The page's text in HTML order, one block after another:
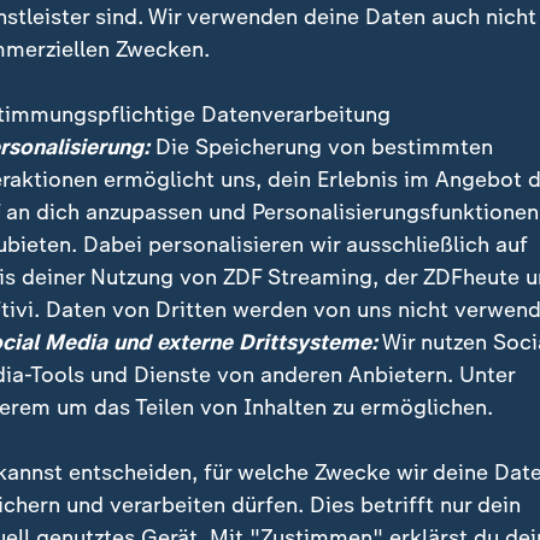
dringen immer stärker in den deutschen Markt
Der Kaffee-Discounter Cotti Coffee plant
sind. Wir verwenden deine Daten auch nicht
Zwecken.
Datenverarbeitung
Die Speicherung von bestimmten
ermöglicht uns, dein Erlebnis im Angebot
an dich anzupassen und Personalisierungsfunktionen
Dabei personalisieren wir ausschließlich auf
deiner Nutzung von ZDF Streaming, der ZDFheute
Daten von Dritten werden von uns nicht
Media und externe Drittsysteme:Wir nutzen
Tools und Dienste von anderen Anbietern. Unter
um das Teilen von Inhalten zu ermöglichen.
entscheiden, für welche Zwecke wir deine
und verarbeiten dürfen. Dies betrifft nur dein